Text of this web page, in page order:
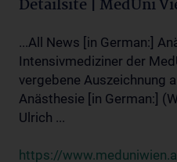
Detailsite | MedUni
...All News [in German:]
Intensivmediziner der
vergebene Auszeichnung
Anästhesie [in German:]
Ulrich ...
https://